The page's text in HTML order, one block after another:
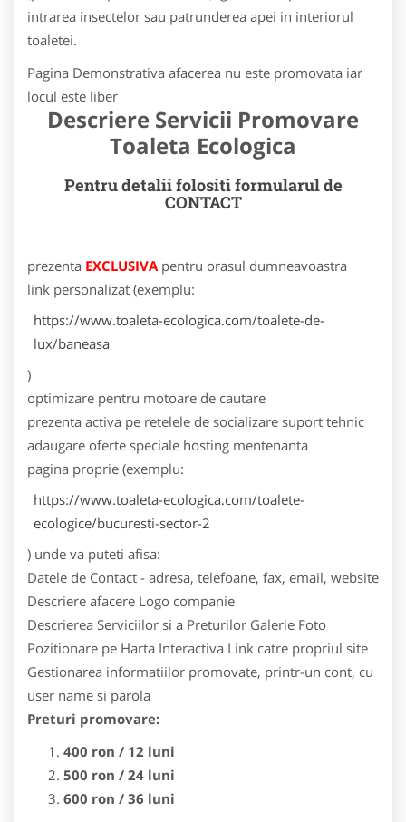
intrarea insectelor sau patrunderea apei in interiorul
toaletei.
Pagina Demonstrativa afacerea nu este promovata iar
locul este liber
Descriere Servicii Promovare
Toaleta Ecologica
Pentru detalii folositi formularul de
CONTACT
prezenta EXCLUSIVA pentru orasul dumneavoastra
link personalizat (exemplu:
https://www.toaleta-ecologica.com/toalete-de-
lux/baneasa
)
optimizare pentru motoare de cautare
prezenta activa pe retelele de socializare suport tehnic
adaugare oferte speciale hosting mentenanta
pagina proprie (exemplu:
https://www.toaleta-ecologica.com/toalete-
ecologice/bucuresti-sector-2
) unde va puteti afisa:
Datele de Contact - adresa, telefoane, fax, email, website
Descriere afacere Logo companie
Descrierea Serviciilor si a Preturilor Galerie Foto
Pozitionare pe Harta Interactiva Link catre propriul site
Gestionarea informatiilor promovate, printr-un cont, cu
user name si parola
Preturi promovare:
400 ron / 12 luni
500 ron / 24 luni
600 ron / 36 luni